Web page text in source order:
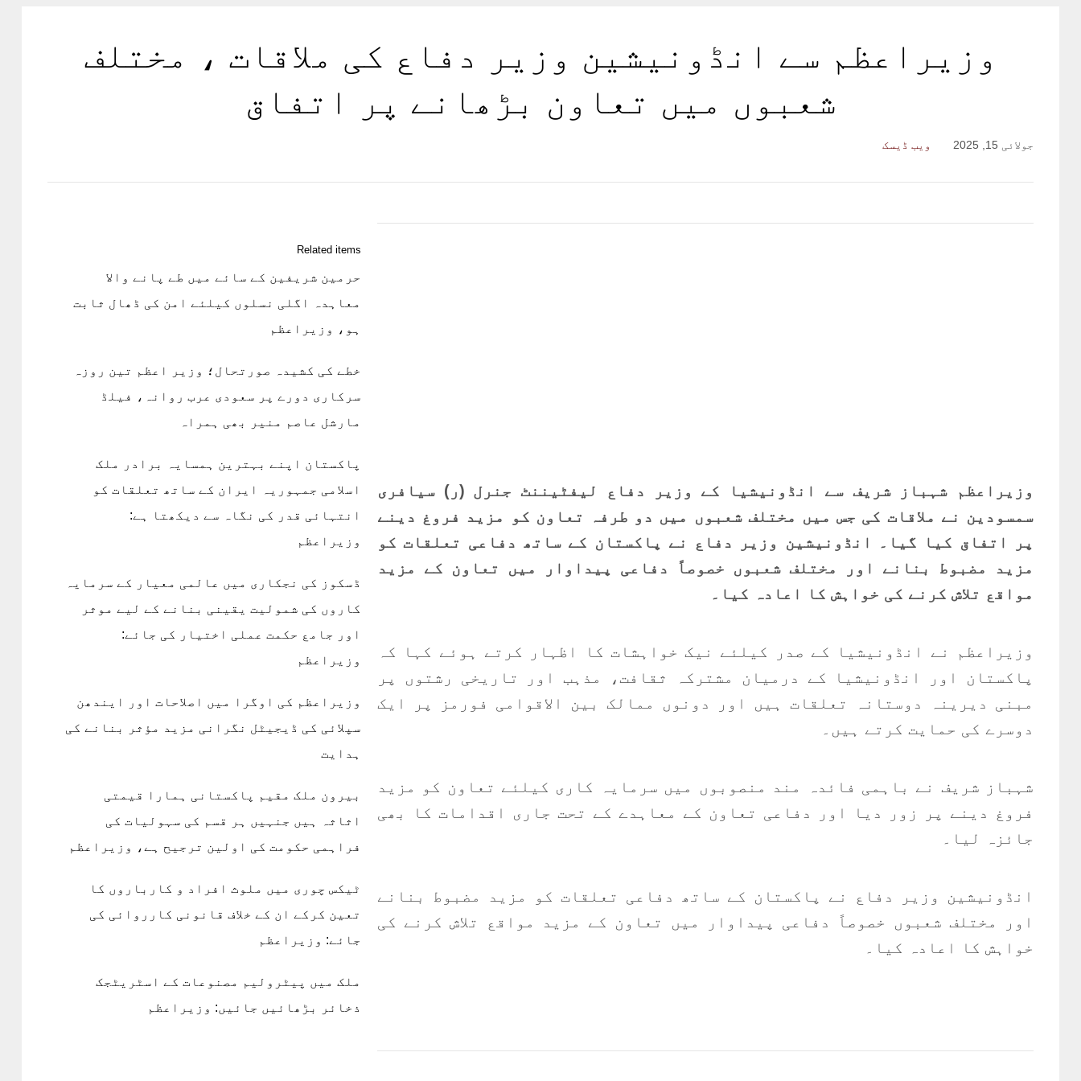
وزیراعظم سے انڈونیشین وزیر دفاع کی ملاقات ، مختلف
شعبوں میں تعاون بڑھانے پر اتفاق
جولائی 15, 2025 ویب ڈیسک
وزیراعظم شہباز شریف سے انڈونیشیا کے وزیر دفاع لیفٹیننٹ جنرل (ر) سیافری
سمسودین نے ملاقات کی جس میں مختلف شعبوں میں دو طرفہ تعاون کو مزید فروغ دینے
پر اتفاق کیا گیا۔ انڈونیشین وزیر دفاع نے پاکستان کے ساتھ دفاعی تعلقات کو
مزید مضبوط بنانے اور مختلف شعبوں خصوصاً دفاعی پیداوار میں تعاون کے مزید
مواقع تلاش کرنے کی خواہش کا اعادہ کیا۔
وزیراعظم نے انڈونیشیا کے صدر کیلئے نیک خواہشات کا اظہار کرتے ہوئے کہا کہ
پاکستان اور انڈونیشیا کے درمیان مشترکہ ثقافت، مذہب اور تاریخی رشتوں پر
مبنی دیرینہ دوستانہ تعلقات ہیں اور دونوں ممالک بین الاقوامی فورمز پر ایک
دوسرے کی حمایت کرتے ہیں۔
شہباز شریف نے باہمی فائدہ مند منصوبوں میں سرمایہ کاری کیلئے تعاون کو مزید
فروغ دینے پر زور دیا اور دفاعی تعاون کے معاہدے کے تحت جاری اقدامات کا بھی
جائزہ لیا۔
انڈونیشین وزیر دفاع نے پاکستان کے ساتھ دفاعی تعلقات کو مزید مضبوط بنانے
اور مختلف شعبوں خصوصاً دفاعی پیداوار میں تعاون کے مزید مواقع تلاش کرنے کی
خواہش کا اعادہ کیا۔
Related items
حرمین شریفین کے سائے میں طے پانے والا
معاہدہ اگلی نسلوں کیلئے امن کی ڈھال ثابت
ہو، وزیراعظم
خطے کی کشیدہ صورتحال؛ وزیر اعظم تین روزہ
سرکاری دورے پر سعودی عرب روانہ، فیلڈ
مارشل عاصم منیر بھی ہمراہ
پاکستان اپنے بہترین ہمسایہ برادر ملک
اسلامی جمہوریہ ایران کے ساتھ تعلقات کو
انتہائی قدر کی نگاہ سے دیکھتا ہے:
وزیراعظم
ڈسکوز کی نجکاری میں عالمی معیار کے سرمایہ
کاروں کی شمولیت یقینی بنانے کے لیے موثر
اور جامع حکمت عملی اختیار کی جائے:
وزیراعظم
وزیراعظم کی اوگرا میں اصلاحات اور ایندھن
سپلائی کی ڈیجیٹل نگرانی مزید مؤثر بنانے کی
ہدایت
بیرون ملک مقیم پاکستانی ہمارا قیمتی
اثاثہ ہیں جنہیں ہر قسم کی سہولیات کی
فراہمی حکومت کی اولین ترجیح ہے، وزیراعظم
ٹیکس چوری میں ملوث افراد و کارباروں کا
تعین کرکے ان کے خلاف قانونی کارروائی کی
جائے: وزیراعظم
ملک میں پیٹرولیم مصنوعات کے اسٹریٹجک
ذخائر بڑھائیں جائیں: وزیراعظم